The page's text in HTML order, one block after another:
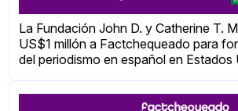
La Fundación John D. y Catherine T.
US$1 millón a Factchequeado para
del periodismo en español en Estados